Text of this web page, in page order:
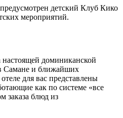
детский Клуб Кико
мероприятий.
доминиканской
Самане и ближайших
для вас представлены
как по системе «все
заказа блюд из